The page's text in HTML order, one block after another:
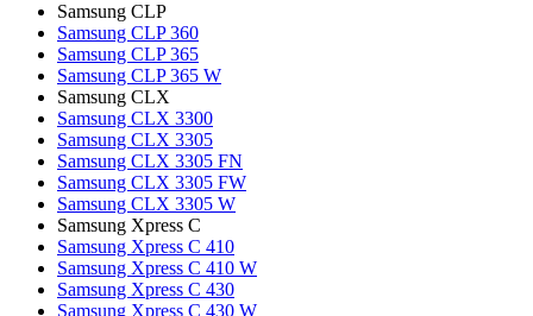
Samsung CLP
Samsung CLP 360
Samsung CLP 365
Samsung CLP 365 W
Samsung CLX
Samsung CLX 3300
Samsung CLX 3305
Samsung CLX 3305 FN
Samsung CLX 3305 FW
Samsung CLX 3305 W
Samsung Xpress C
Samsung Xpress C 410
Samsung Xpress C 410 W
Samsung Xpress C 430
Samsung Xpress C 430 W